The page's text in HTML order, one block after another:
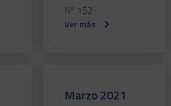
Nº 152
Ver más
Marzo 2021